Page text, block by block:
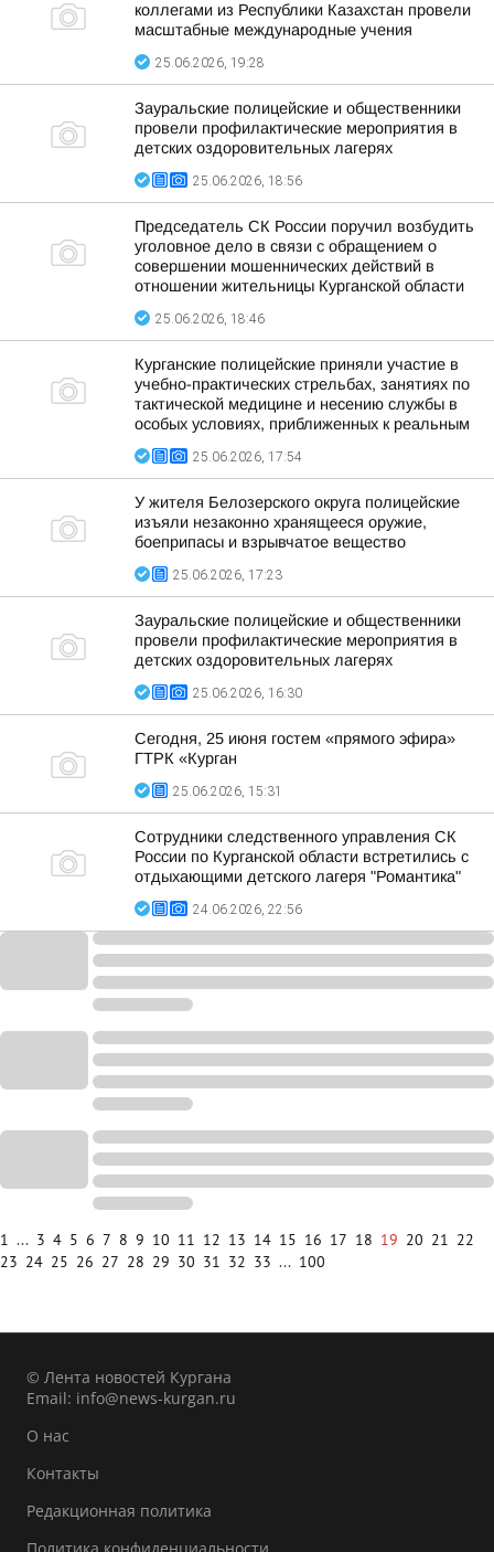
коллегами из Республики Казахстан провели
масштабные международные учения
25.06.2026, 19:28
Зауральские полицейские и общественники
провели профилактические мероприятия в
детских оздоровительных лагерях
25.06.2026, 18:56
Председатель СК России поручил возбудить
уголовное дело в связи с обращением о
совершении мошеннических действий в
отношении жительницы Курганской области
25.06.2026, 18:46
Курганские полицейские приняли участие в
учебно-практических стрельбах, занятиях по
тактической медицине и несению службы в
особых условиях, приближенных к реальным
25.06.2026, 17:54
У жителя Белозерского округа полицейские
изъяли незаконно хранящееся оружие,
боеприпасы и взрывчатое вещество
25.06.2026, 17:23
Зауральские полицейские и общественники
провели профилактические мероприятия в
детских оздоровительных лагерях
25.06.2026, 16:30
Сегодня, 25 июня гостем «прямого эфира»
ГТРК «Курган
25.06.2026, 15:31
Сотрудники следственного управления СК
России по Курганской области встретились с
отдыхающими детского лагеря "Романтика"
24.06.2026, 22:56
1 ... 3 4 5 6 7 8 9 10 11 12 13 14 15 16 17 18 19 20 21 22
23 24 25 26 27 28 29 30 31 32 33 ... 100
© Лента новостей Кургана
Email: info@news-kurgan.ru
О нас
Контакты
Редакционная политика